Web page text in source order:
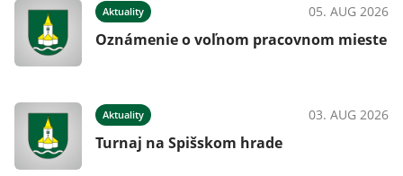
Aktuality 05. AUG 2026
Oznámenie o voľnom pracovnom mieste
Aktuality 03. AUG 2026
Turnaj na Spišskom hrade